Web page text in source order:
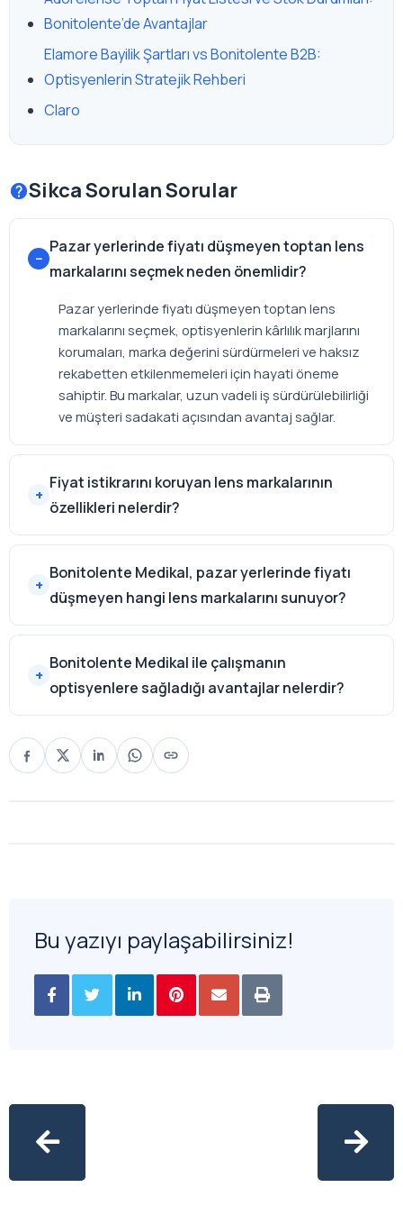
Bonitolente’de Avantajlar
Elamore Bayilik Şartları vs Bonitolente B2B:
Optisyenlerin Stratejik Rehberi
Claro
Sikca Sorulan Sorular
Pazar yerlerinde fiyatı düşmeyen toptan lens
markalarını seçmek neden önemlidir?
Pazar yerlerinde fiyatı düşmeyen toptan lens
markalarını seçmek, optisyenlerin kârlılık marjlarını
korumaları, marka değerini sürdürmeleri ve haksız
rekabetten etkilenmemeleri için hayati öneme
sahiptir. Bu markalar, uzun vadeli iş sürdürülebilirliği
ve müşteri sadakati açısından avantaj sağlar.
Fiyat istikrarını koruyan lens markalarının
özellikleri nelerdir?
Bonitolente Medikal, pazar yerlerinde fiyatı
düşmeyen hangi lens markalarını sunuyor?
Bonitolente Medikal ile çalışmanın
optisyenlere sağladığı avantajlar nelerdir?
Bu yazıyı paylaşabilirsiniz!